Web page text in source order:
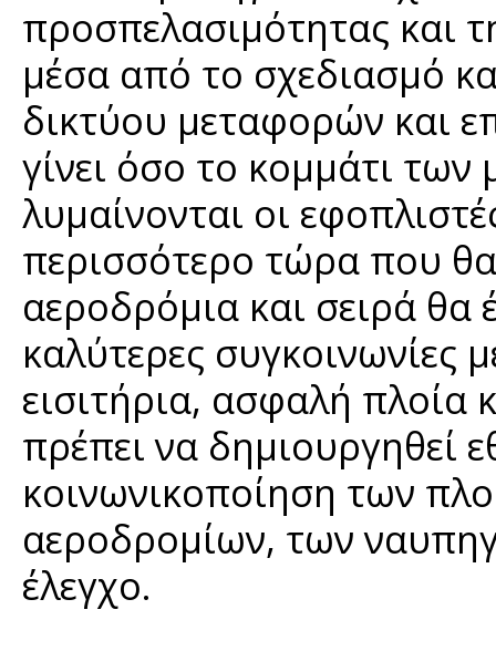
προσπελασιμότητας και
μέσα από το σχεδιασμό
δικτύου μεταφορών και
γίνει όσο το κομμάτι
λυμαίνονται οι
περισσότερο τώρα που
αεροδρόμια και σειρά θα
καλύτερες συγκοινωνίες
εισιτήρια, ασφαλή πλοία
πρέπει να δημιουργηθεί
κοινωνικοποίηση των
αεροδρομίων, των
έλεγχο.